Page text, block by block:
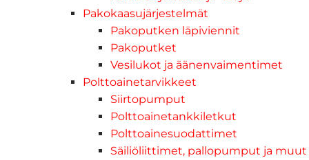
Pakokaasujärjestelmät
Pakoputken läpiviennit
Pakoputket
Vesilukot ja äänenvaimentimet
Polttoainetarvikkeet
Siirtopumput
Polttoainetankkiletkut
Polttoainesuodattimet
Säiliöliittimet, pallopumput ja muut